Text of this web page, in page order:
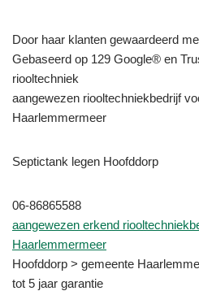
Door haar klanten gewaardeerd
Gebaseerd op 129 Google® en
riooltechniek
aangewezen riooltechniekbedrijf
Haarlemmermeer
Septictank legen Hoofddorp
06-86865588
aangewezen erkend
Haarlemmermeer
Hoofddorp > gemeente
tot 5 jaar garantie